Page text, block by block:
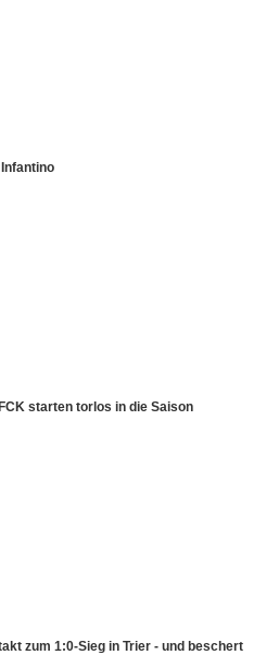
starten torlos in die Saison
zum 1:0-Sieg in Trier - und beschert